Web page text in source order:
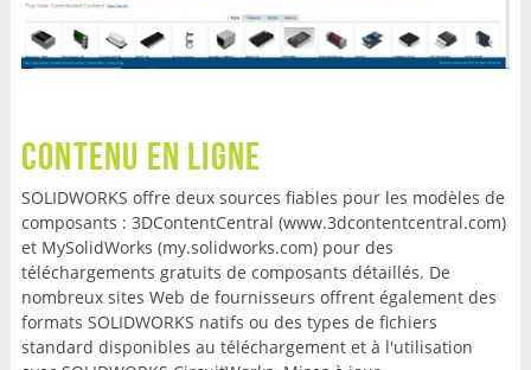
Contenu en ligne
SOLIDWORKS offre deux sources fiables pour les modèles de
composants : 3DContentCentral (www.3dcontentcentral.com)
et MySolidWorks (my.solidworks.com) pour des
téléchargements gratuits de composants détaillés. De
nombreux sites Web de fournisseurs offrent également des
formats SOLIDWORKS natifs ou des types de fichiers
standard disponibles au téléchargement et à l'utilisation